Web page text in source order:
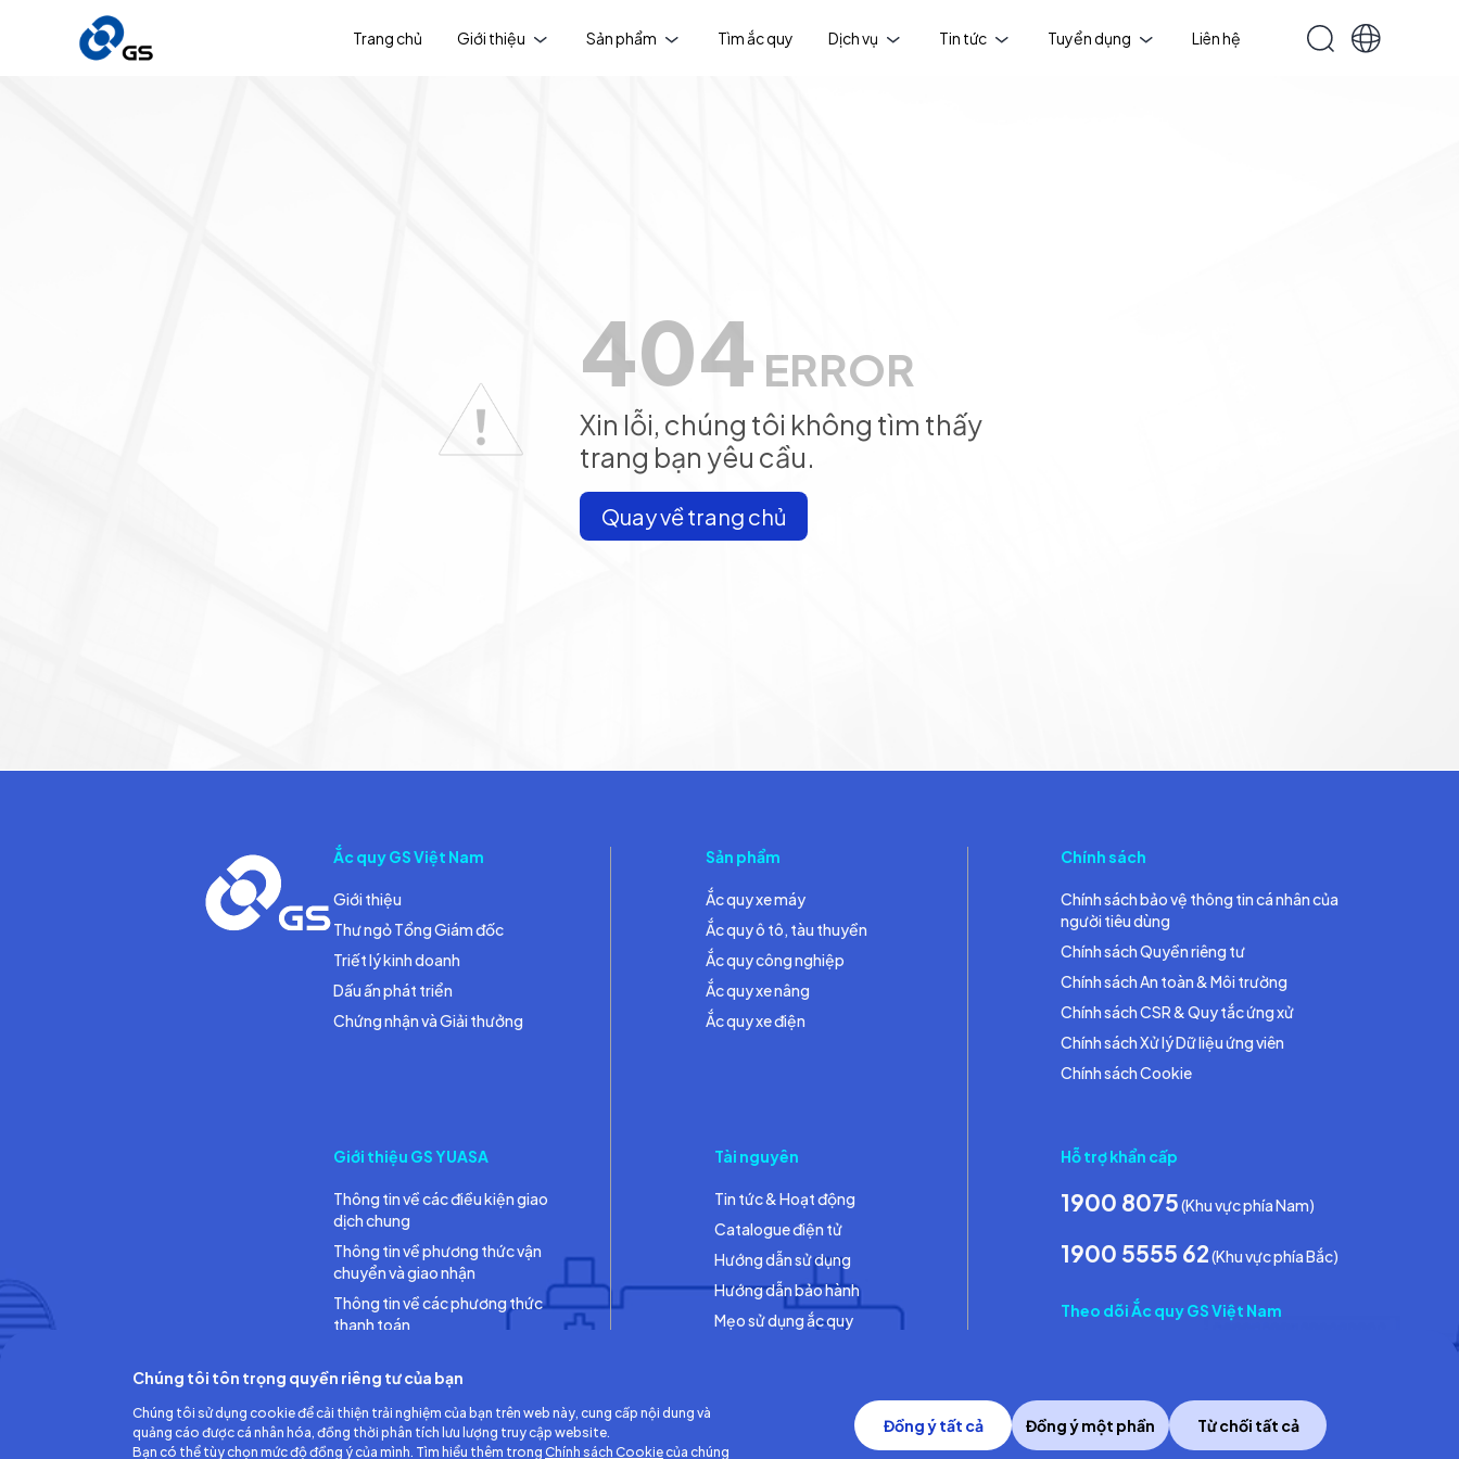
Trang chủ Giới thiệu Sản phẩm Tìm ắc quy Dịch vụ Tin tức Tuyển dụng Liên hệ
404 ERROR
Xin lỗi, chúng tôi không tìm thấy
trang bạn yêu cầu.
Quay về trang chủ
Ắc quy GS Việt Nam
Giới thiệu
Thư ngỏ Tổng Giám đốc
Triết lý kinh doanh
Dấu ấn phát triển
Chứng nhận và Giải thưởng
Sản phẩm
Ắc quy xe máy
Ắc quy ô tô, tàu thuyền
Ắc quy công nghiệp
Ắc quy xe nâng
Ắc quy xe điện
Chính sách
Chính sách bảo vệ thông tin cá nhân của
người tiêu dùng
Chính sách Quyền riêng tư
Chính sách An toàn & Môi trường
Chính sách CSR & Quy tắc ứng xử
Chính sách Xử lý Dữ liệu ứng viên
Chính sách Cookie
Giới thiệu GS YUASA
Thông tin về các điều kiện giao
dịch chung
Thông tin về phương thức vận
chuyển và giao nhận
Thông tin về các phương thức
thanh toán
Tài nguyên
Tin tức & Hoạt động
Catalogue điện tử
Hướng dẫn sử dụng
Hướng dẫn bảo hành
Mẹo sử dụng ắc quy
Hỗ trợ khẩn cấp
1900 8075(Khu vực phía Nam)
1900 5555 62(Khu vực phía Bắc)
Theo dõi Ắc quy GS Việt Nam
Công ty TNHH Ắc quy GS Việt Nam Copyright © 2014 GS Battery Vietnam Co., Ltd
Chúng tôi tôn trọng quyền riêng tư của bạn
Chúng tôi sử dụng cookie để cải thiện trải nghiệm của bạn trên web này, cung cấp nội dung và
quảng cáo được cá nhân hóa, đồng thời phân tích lưu lượng truy cập website.
Bạn có thể tùy chọn mức độ đồng ý của mình. Tìm hiểu thêm trong Chính sách Cookiecủa chúng
Đồng ý tất cả Đồng ý một phần Từ chối tất cả